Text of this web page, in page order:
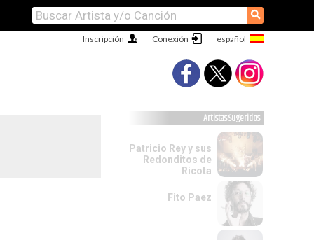
⚲
Conexión
Inscripción
Artistas Sugeridos
Patricio Rey y sus
Redonditos de
Ricota
Fito Paez